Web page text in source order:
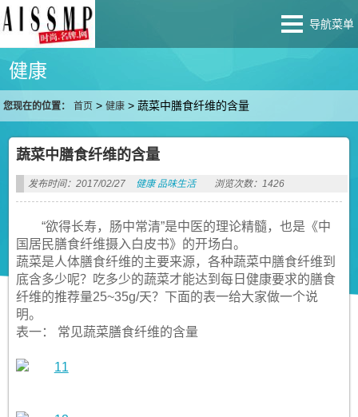
导航菜单
健康
您现在的位置： 首页 >健康 >蔬菜中膳食纤维的含量
蔬菜中膳食纤维的含量
发布时间：2017/02/27 健康 品味生活 浏览次数：1426
“欲得长寿，肠中常清”是中医的理论精髓，也是《中
国居民膳食纤维摄入白皮书》的开场白。
蔬菜是人体膳食纤维的主要来源，各种蔬菜中膳食纤维到
底含多少呢？吃多少的蔬菜才能达到每日健康要求的膳食
纤维的推荐量25~35g/天？下面的表一给大家做一个说
明。
表一： 常见蔬菜膳食纤维的含量